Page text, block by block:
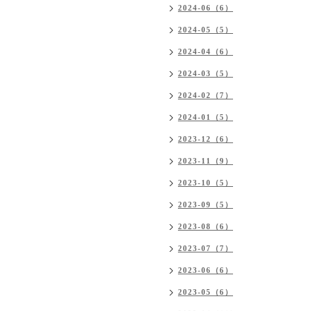
2024-06（6）
2024-05（5）
2024-04（6）
2024-03（5）
2024-02（7）
2024-01（5）
2023-12（6）
2023-11（9）
2023-10（5）
2023-09（5）
2023-08（6）
2023-07（7）
2023-06（6）
2023-05（6）